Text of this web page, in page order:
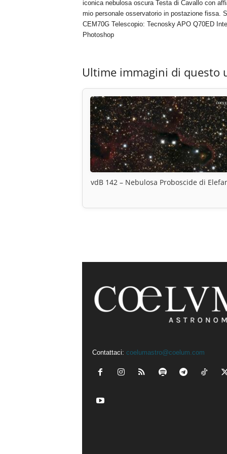
iconica nebulosa oscura Testa di Cavallo con
mio personale osservatorio in postazione fissa.
CEM70G Telescopio: Tecnosky APO Q70ED
Photoshop
Ultime immagini di questo
vdB 142 – Nebulosa Proboscide di
Contattaci: coelumastro@coelum.com